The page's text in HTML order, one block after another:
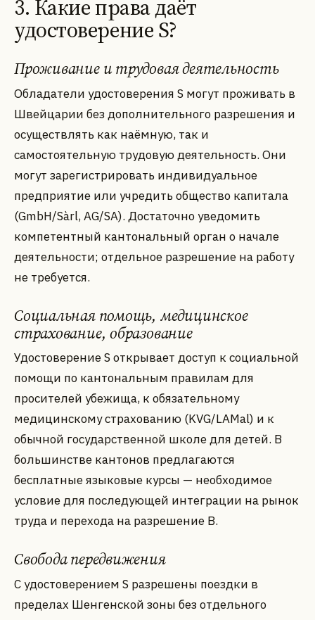
3. Какие права даёт
удостоверение S?
Проживание и трудовая деятельность
Обладатели удостоверения S могут проживать в
Швейцарии без дополнительного разрешения и
осуществлять как наёмную, так и
самостоятельную трудовую деятельность. Они
могут зарегистрировать индивидуальное
предприятие или учредить общество капитала
(GmbH/Sàrl, AG/SA). Достаточно уведомить
компетентный кантональный орган о начале
деятельности; отдельное разрешение на работу
не требуется.
Социальная помощь, медицинское
страхование, образование
Удостоверение S открывает доступ к социальной
помощи по кантональным правилам для
просителей убежища, к обязательному
медицинскому страхованию (KVG/LAMal) и к
обычной государственной школе для детей. В
большинстве кантонов предлагаются
бесплатные языковые курсы — необходимое
условие для последующей интеграции на рынок
труда и перехода на разрешение B.
Свобода передвижения
С удостоверением S разрешены поездки в
пределах Шенгенской зоны без отдельного